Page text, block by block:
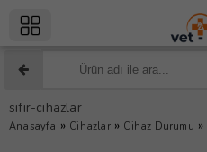
sifir-cihazlar
Anasayfa » Cihazlar » Cihaz Durumu »